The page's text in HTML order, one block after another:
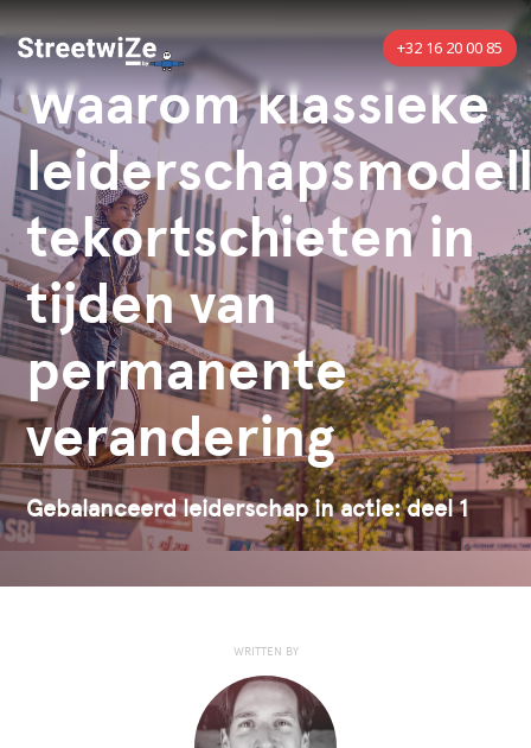
+32 16 20 00 85
Waarom klassieke
tekortschieten in
tijden van
permanente
verandering
Gebalanceerd leiderschap in actie: deel 1
WRITTEN BY